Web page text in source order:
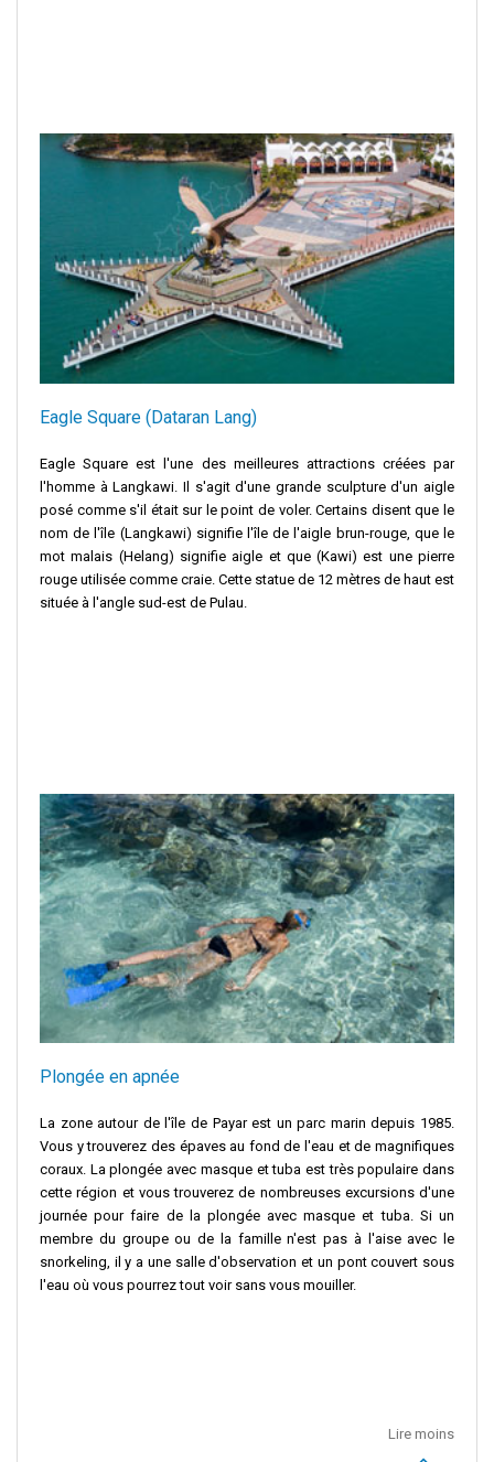
Eagle Square (Dataran Lang)
Eagle Square est l'une des meilleures attractions créées par
l'homme à Langkawi. Il s'agit d'une grande sculpture d'un aigle
posé comme s'il était sur le point de voler. Certains disent que le
nom de l'île (Langkawi) signifie l'île de l'aigle brun-rouge, que le
mot malais (Helang) signifie aigle et que (Kawi) est une pierre
rouge utilisée comme craie. Cette statue de 12 mètres de haut est
située à l'angle sud-est de Pulau.
Plongée en apnée
La zone autour de l'île de Payar est un parc marin depuis 1985.
Vous y trouverez des épaves au fond de l'eau et de magnifiques
coraux. La plongée avec masque et tuba est très populaire dans
cette région et vous trouverez de nombreuses excursions d'une
journée pour faire de la plongée avec masque et tuba. Si un
membre du groupe ou de la famille n'est pas à l'aise avec le
snorkeling, il y a une salle d'observation et un pont couvert sous
l'eau où vous pourrez tout voir sans vous mouiller.
Lire moins